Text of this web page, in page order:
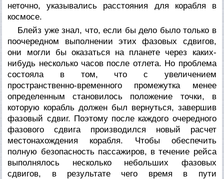
неточно, указывались расстояния для корабля в
космосе.
Блейз уже знал, что, если бы дело было только в
поочередном выполнении этих фазовых сдвигов,
они могли бы оказаться на планете через каких-
нибудь несколько часов после отлета. Но проблема
состояла в том, что с увеличением
пространственно-временного промежутка менее
определенным становилось положение точки, в
которую корабль должен был вернуться, завершив
фазовый сдвиг. Поэтому после каждого очередного
фазового сдвига производился новый расчет
местонахождения корабля. Чтобы обеспечить
полную безопасность пассажиров, в течение рейса
выполнялось несколько небольших фазовых
сдвигов, в результате чего время в пути